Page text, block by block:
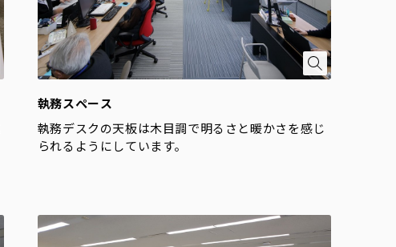
執務スペース
執務デスクの天板は木目調で明るさと暖かさを感じ
られるようにしています。